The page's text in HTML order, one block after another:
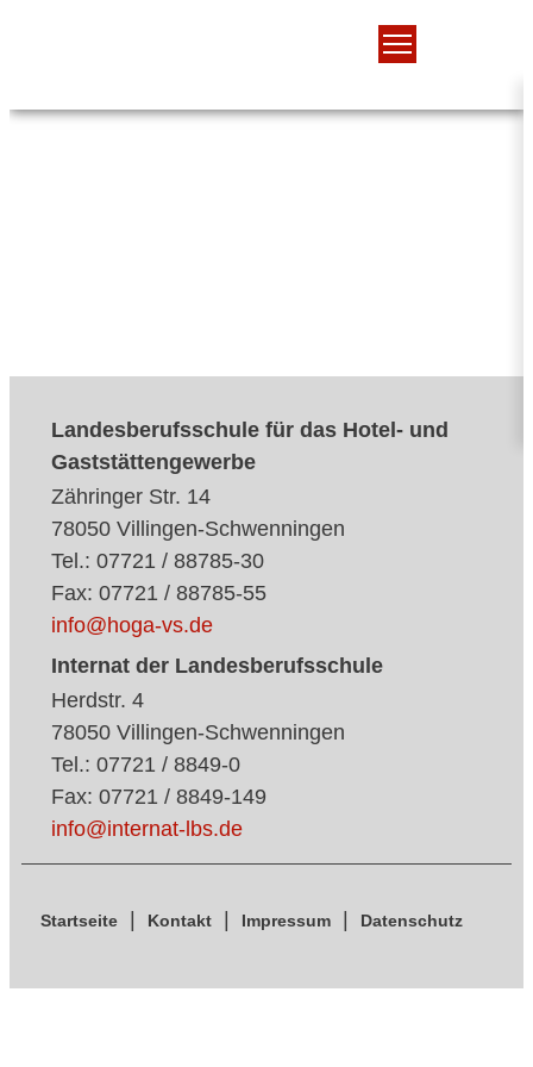
Landesberufsschule für das Hotel- und
Gaststättengewerbe
Zähringer Str. 14
78050 Villingen-Schwenningen
Tel.: 07721 / 88785-30
Fax: 07721 / 88785-55
info@hoga-vs.de
Internat der Landesberufsschule
Herdstr. 4
78050 Villingen-Schwenningen
Tel.: 07721 / 8849-0
Fax: 07721 / 8849-149
info@internat-lbs.de
Startseite Kontakt Impressum Datenschutz